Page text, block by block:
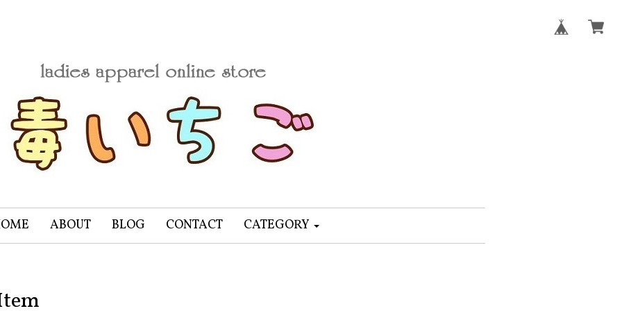
ABOUT BLOG CONTACT CATEGORY